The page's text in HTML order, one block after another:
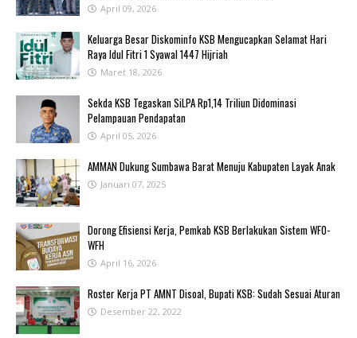
April 09, 2026
Keluarga Besar Diskominfo KSB Mengucapkan Selamat Hari
Raya Idul Fitri 1 Syawal 1447 Hijriah
Maret 18, 2026
Sekda KSB Tegaskan SiLPA Rp1,14 Triliun Didominasi
Pelampauan Pendapatan
April 05, 2026
AMMAN Dukung Sumbawa Barat Menuju Kabupaten Layak Anak
Januari 07, 2025
‎Dorong Efisiensi Kerja, Pemkab KSB Berlakukan Sistem WFO-
WFH ‎
April 16, 2026
Roster Kerja PT AMNT Disoal, Bupati KSB: Sudah Sesuai Aturan
Desember 22, 2022